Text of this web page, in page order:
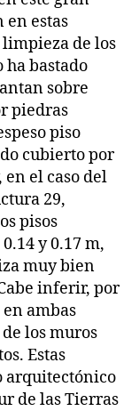
estas
de los
ha bastado
sobre
piedras
piso
cubierto por
en el caso del
29,
pisos
y 0.17 m,
muy bien
inferir, por
ambas
los muros
Estas
arquitectónico
de las Tierras